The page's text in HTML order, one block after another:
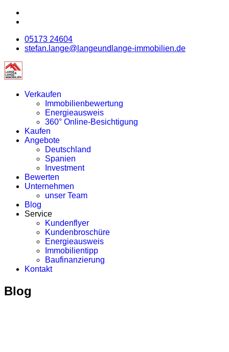
05173 24604
stefan.lange@langeundlange-immobilien.de
Verkaufen
Immobilienbewertung
Energieausweis
360° Online-Besichtigung
Kaufen
Angebote
Deutschland
Spanien
Investment
Bewerten
Unternehmen
unser Team
Blog
Service
Kundenflyer
Kundenbroschüre
Energieausweis
Immobilientipp
Baufinanzierung
Kontakt
Blog